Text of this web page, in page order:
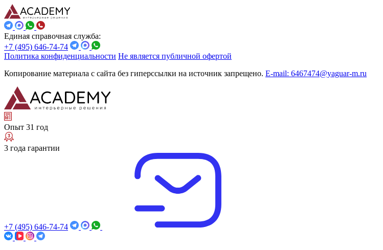
Единая справочная служба:
+7 (495) 646-74-74
Политика конфиденциальности Не является публичной офертой
Копирование материала с сайта без гиперссылки на источник запрещено. E-mail: 6467474@yaguar-m.ru
Опыт 31 год
3 года гарантии
+7 (495) 646-74-74